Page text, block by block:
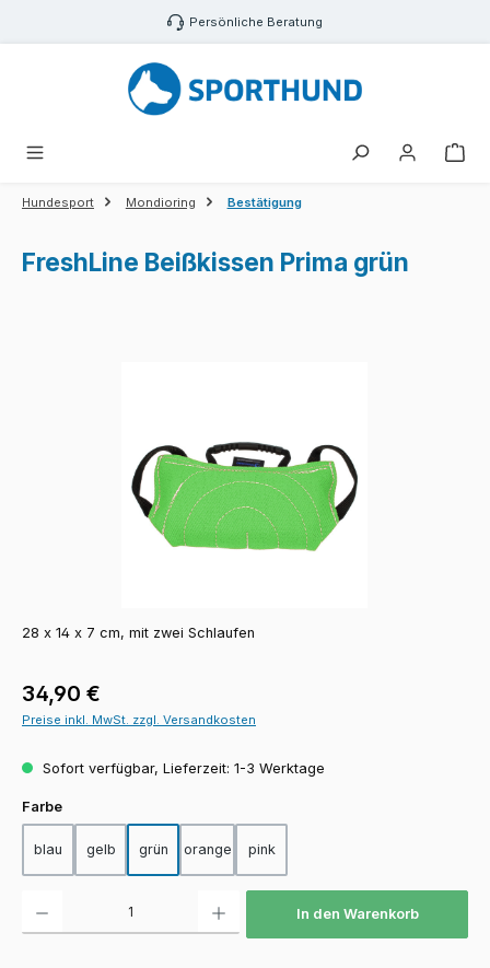
Zum Hauptinhalt springen Persönliche Beratung
Hundesport Mondioring Bestätigung
FreshLine Beißkissen Prima grün
28 x 14 x 7 cm, mit zwei Schlaufen
Regulärer Preis:
34,90 €
Preise inkl. MwSt. zzgl. Versandkosten
Sofort verfügbar, Lieferzeit: 1-3 Werktage
Farbeauswählen
blau gelb grün orange pink
In den Warenkorb